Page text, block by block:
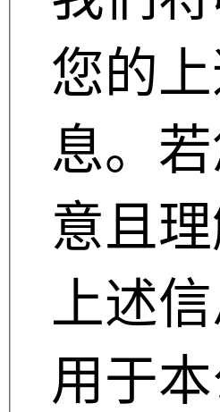
您的
息。
意且理
上述
用于